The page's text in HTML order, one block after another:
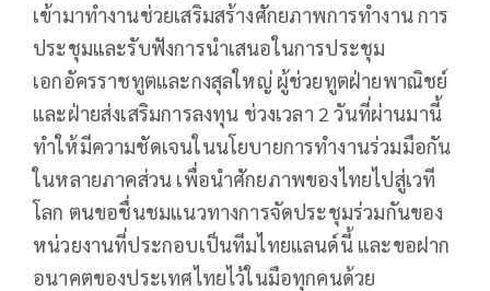
เข้ามาทำงานช่วยเสริมสร้างศักยภาพการทำงาน การ
ประชุมและรับฟังการนำเสนอในการประชุม
เอกอัครราชทูตและกงสุลใหญ่ ผู้ช่วยทูตฝ่ายพาณิชย์
และฝ่ายส่งเสริมการลงทุน ช่วงเวลา 2 วันที่ผ่านมานี้
ทำให้มีความชัดเจนในนโยบายการทำงานร่วมมือกัน
ในหลายภาคส่วน เพื่อนำศักยภาพของไทยไปสู่เวที
โลก ตนขอชื่นชมแนวทางการจัดประชุมร่วมกันของ
หน่วยงานที่ประกอบเป็นทีมไทยแลนด์นี้ และขอฝาก
อนาคตของประเทศไทยไว้ในมือทุกคนด้วย